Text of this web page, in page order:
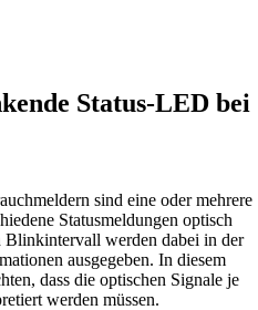
Status-LED bei
sind eine oder mehrere
Statusmeldungen optisch
Blinkintervall werden dabei in der
ausgegeben. In diesem
dass die optischen Signale je
werden müssen.